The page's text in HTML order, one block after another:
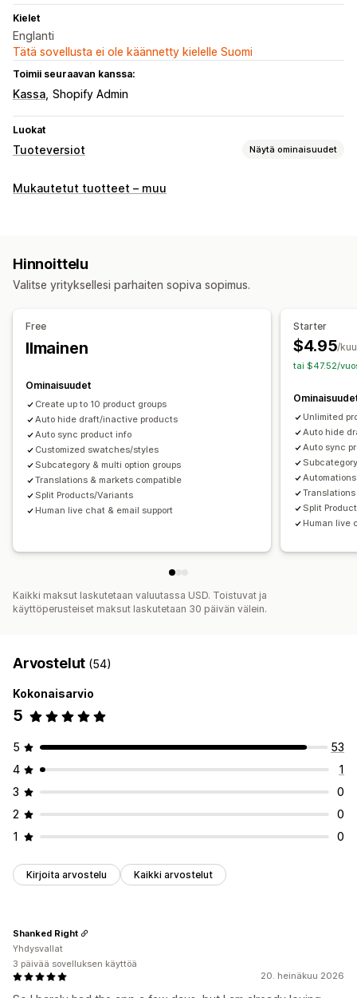
Kielet
Englanti
Tätä sovellusta ei ole käännetty kielelle Suomi
Toimii seuraavan kanssa:
Kassa Shopify Admin
Luokat
Tuoteversiot Näytä ominaisuudet
Mukautukset
Useiden kohteiden valinta
Mukautettu teksti Lahjan paketointi
Tuonti ja vienti
Ehdollinen hinnoittelu
Dynaaminen hinnoittelu Lisäosat Premium-lisämaksut
Mukautetut tuotteet – muu
Hinnoittelu
Valitse yrityksellesi parhaiten sopiva sopimus.
Free
Ilmainen
Ominaisuudet
Create up to 10 product groups
Auto hide draft/inactive products
Auto sync product info
Customized swatches/styles
Subcategory & multi option groups
Translations & markets compatible
Split Products/Variants
Human live chat & email support
Starter
$4.95/
tai $47.52/
Unlimited
Auto hide
Auto sync
Split
Human live
Kaikki maksut laskutetaan valuutassa USD. Toistuvat ja
käyttöperusteiset maksut laskutetaan 30 päivän välein.
Arvostelut (54)
Kokonaisarvio
5
5
53
4
1
3
0
2
0
1
0
Kirjoita arvostelu Kaikki arvostelut
20. heinäkuu 2026
Shanked Right
Yhdysvallat
3 päivää sovelluksen käyttöä